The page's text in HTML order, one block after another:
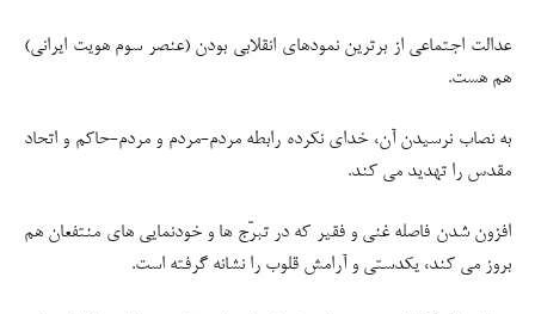
عدالت اجتماعی از برترین نمودهای انقلابی بودن (عنصر سوم هویت ایرانی)
هم هست.
به نصاب نرسیدن آن، خدای نکرده رابطه مردم-مردم و مردم-حاکم و اتحاد
مقدس را تهدید می کند.
افزون شدن فاصله غنی و فقیر که در تبرّج ها و خودنمایی های منتفعان هم
بروز می کند، یکدستی و آرامش قلوب را نشانه گرفته است.